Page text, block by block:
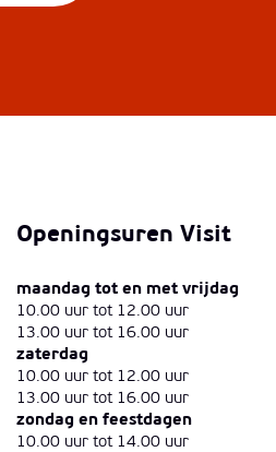
Openingsuren Visit
maandag tot en met vrijdag
10.00 uur tot 12.00 uur
13.00 uur tot 16.00 uur
zaterdag
10.00 uur tot 12.00 uur
13.00 uur tot 16.00 uur
zondag en feestdagen
10.00 uur tot 14.00 uur